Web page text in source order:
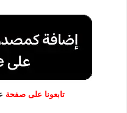
تابعونا على صفحة